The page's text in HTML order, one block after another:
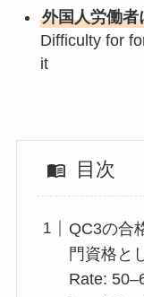
外国人労働者
Difficulty for
it
目次
QC3の合
門資格と
Rate: